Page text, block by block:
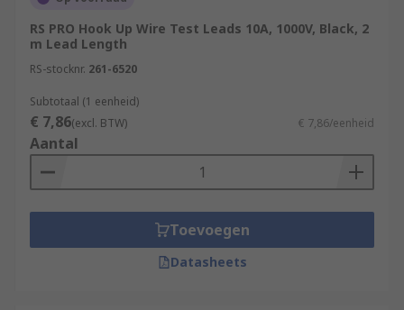
RS PRO Hook Up Wire Test Leads 10A, 1000V, Black, 2
m Lead Length
RS-stocknr. 261-6520
Subtotaal (1 eenheid)
€ 7,86(excl. BTW) € 7,86/eenheid
Aantal
Toevoegen
Datasheets